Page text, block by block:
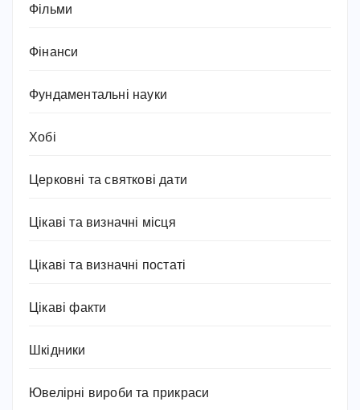
Фільми
Фінанси
Фундаментальні науки
Хобі
Церковні та святкові дати
Цікаві та визначні місця
Цікаві та визначні постаті
Цікаві факти
Шкідники
Ювелірні вироби та прикраси